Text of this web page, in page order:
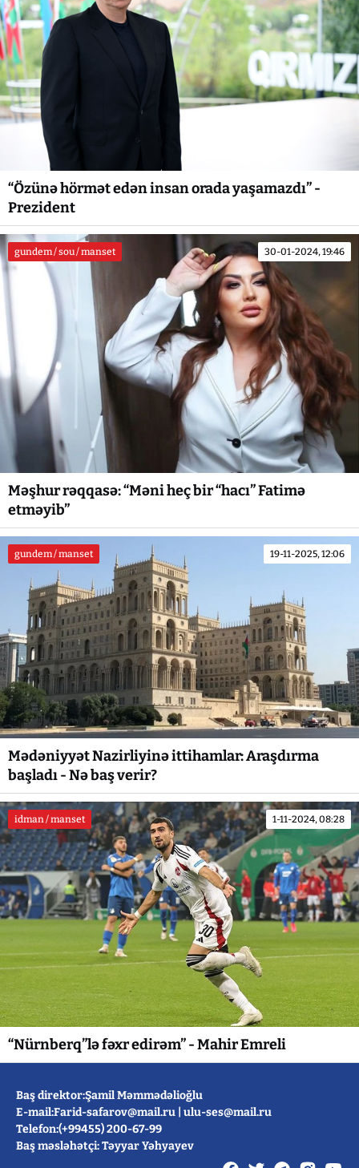
“Özünə hörmət edən insan orada yaşamazdı” -
Prezident
gundem / sou / manset 30-01-2024, 19:46
Məşhur rəqqasə: “Məni heç bir “hacı” Fatimə
etməyib”
gundem / manset 19-11-2025, 12:06
Mədəniyyət Nazirliyinə ittihamlar: Araşdırma
başladı - Nə baş verir?
idman / manset 1-11-2024, 08:28
“Nürnberq”lə fəxr edirəm” - Mahir Emreli
Baş direktor:Şamil Məmmədəlioğlu
E-mail:Farid-safarov@mail.ru ulu-ses@mail.ru
Telefon:(+99455) 200-67-99
Baş məsləhətçi: Təyyar Yəhyayev